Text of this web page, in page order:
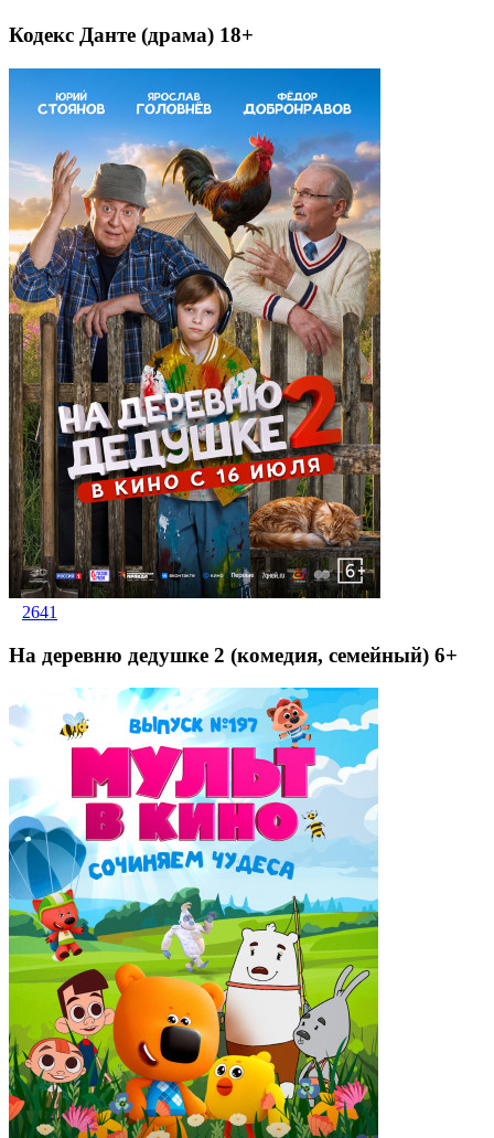
Кодекс Данте (драма) 18+
2641
На деревню дедушке 2 (комедия, семейный) 6+